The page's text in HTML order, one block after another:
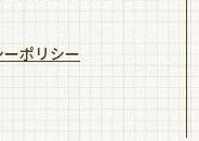
ポリシー